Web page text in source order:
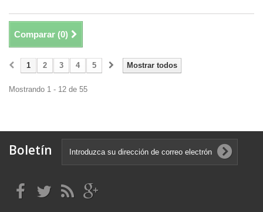
Comparar (0)
Mostrar todos
1 2 3 4 5
Mostrando 1 - 12 de 55
Boletín